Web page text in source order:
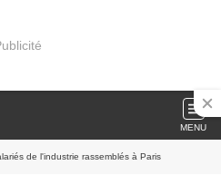
MENU
de l'industrie rassemblés à Paris